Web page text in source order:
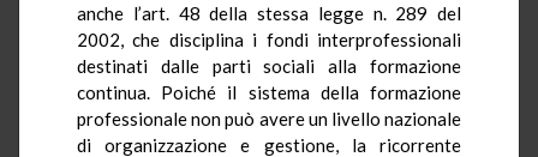
anche l’art. 48 della stessa legge n. 289 del
2002, che disciplina i fondi interprofessionali
destinati dalle parti sociali alla formazione
continua. Poiché il sistema della formazione
professionale non può avere un livello nazionale
di organizzazione e gestione, la ricorrente